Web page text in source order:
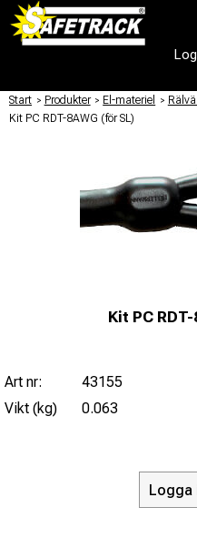
Start / Produkter / El-materiel /
Kit PC RDT-8AWG (för SL)
Kit PC
Art nr:
43155
Vikt (kg)
0.063
Logga